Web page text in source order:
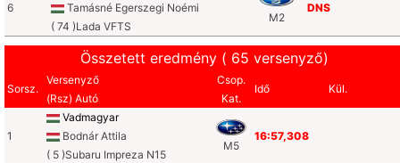
6
Tamásné Egerszegi Noémi
( 74 )Lada VFTS
M2
DNS
Összetett eredmény ( 65 versenyző)
Sorsz.
Versenyző
(Rsz) Autó
Csop.
Kat.
Idő Kül.
1
Vadmagyar
Bodnár Attila
( 5 )Subaru Impreza N15
M5
16:57,308